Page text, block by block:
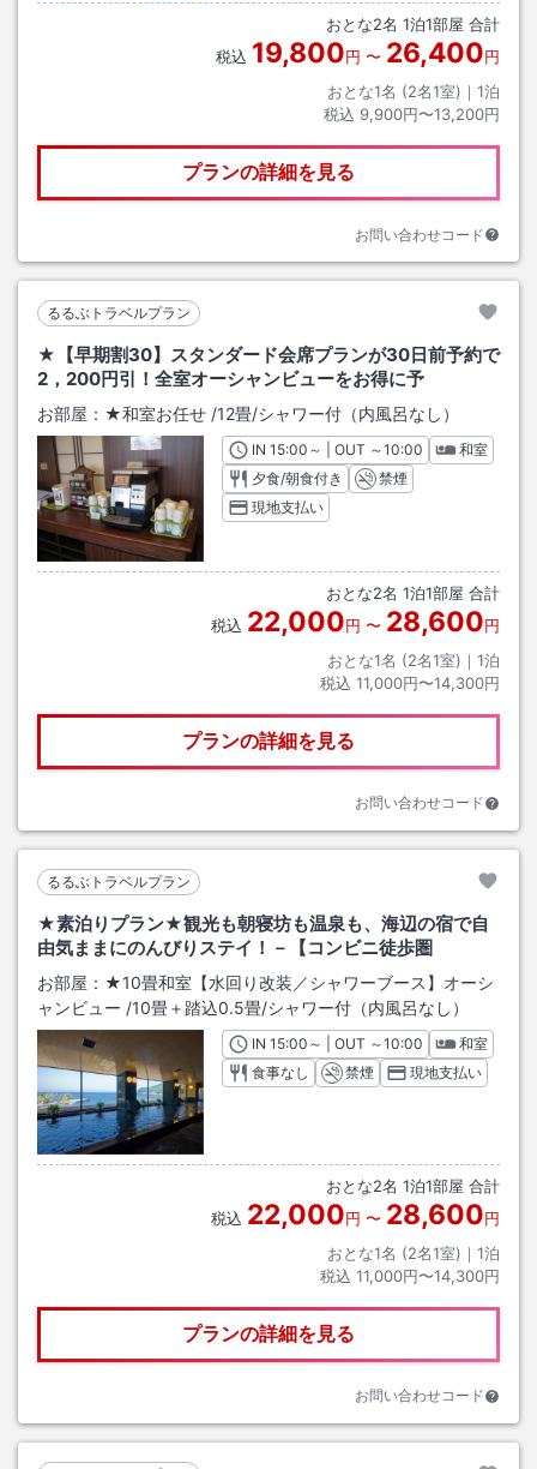
おとな2名 1泊1部屋 合計
税込 19,800円 〜 26,400円
おとな1名 (2名1室)｜ 1泊
税込 9,900円〜13,200円
プランの詳細を見る
お問い合わせコード
るるぶトラベルプラン
★【早期割30】スタンダード会席プランが30日前予約で
2，200円引！全室オーシャンビューをお得に予
お部屋： ★和室お任せ /12畳/シャワー付（内風呂なし）
INチェックイン
15:00 ～ | OUT チェックアウト
～10:00
和室
夕食/朝食付き
禁煙
現地支払い
おとな2名 1泊1部屋 合計
税込 22,000円 〜 28,600円
おとな1名 (2名1室)｜ 1泊
税込 11,000円〜14,300円
プランの詳細を見る
お問い合わせコード
るるぶトラベルプラン
★素泊りプラン★観光も朝寝坊も温泉も、海辺の宿で自
由気ままにのんびりステイ！－【コンビニ徒歩圏
お部屋： ★10畳和室【水回り改装／シャワーブース】オーシ
ャンビュー /10畳＋踏込0.5畳/シャワー付（内風呂なし）
INチェックイン
15:00 ～ | OUT チェックアウト
～10:00
和室
食事なし
禁煙 現地支払い
おとな2名 1泊1部屋 合計
税込 22,000円 〜 28,600円
おとな1名 (2名1室)｜ 1泊
税込 11,000円〜14,300円
プランの詳細を見る
お問い合わせコード